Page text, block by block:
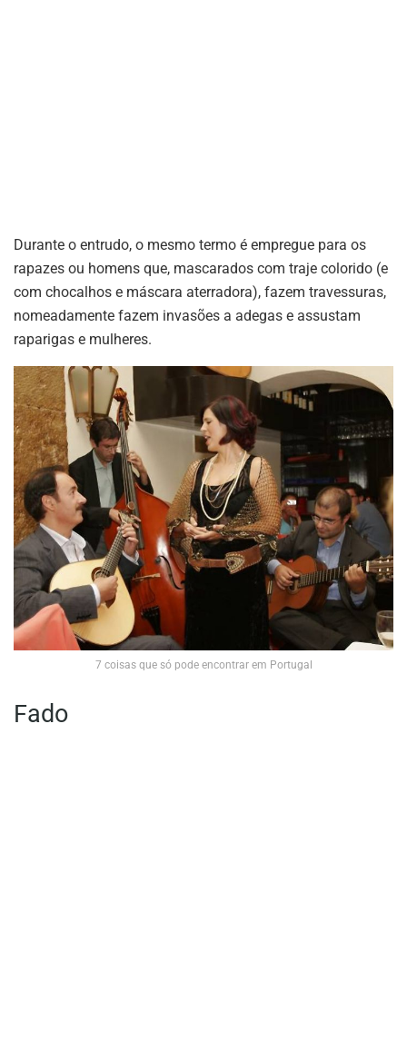
Durante o entrudo, o mesmo termo é empregue para os
rapazes ou homens que, mascarados com traje colorido (e
com chocalhos e máscara aterradora), fazem travessuras,
nomeadamente fazem invasões a adegas e assustam
raparigas e mulheres.
7 coisas que só pode encontrar em Portugal
Fado